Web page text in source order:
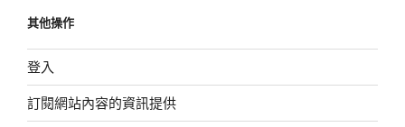
其他操作
登入
訂閱網站內容的資訊提供